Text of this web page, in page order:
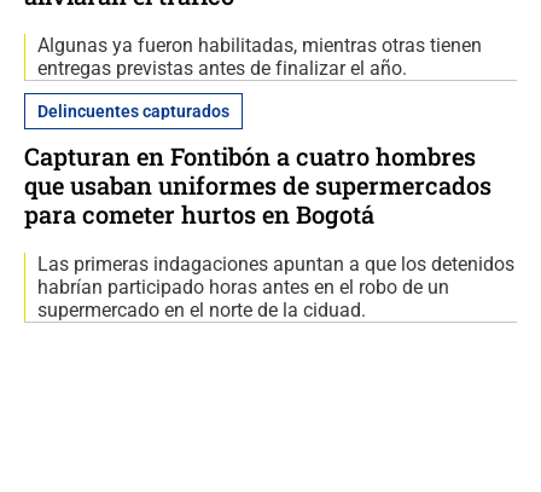
Algunas ya fueron habilitadas, mientras otras tienen
entregas previstas antes de finalizar el año.
Delincuentes capturados
Capturan en Fontibón a cuatro hombres
que usaban uniformes de supermercados
para cometer hurtos en Bogotá
Las primeras indagaciones apuntan a que los detenidos
habrían participado horas antes en el robo de un
supermercado en el norte de la ciduad.